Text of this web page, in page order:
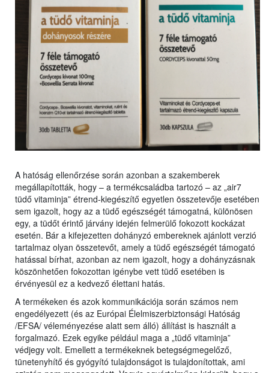
A hatóság ellenőrzése során azonban a szakemberek
megállapították, hogy – a termékcsaládba tartozó – az „air7
tüdő vitaminja” étrend-kiegészítő egyetlen összetevője esetében
sem igazolt, hogy az a tüdő egészségét támogatná, különösen
egy, a tüdőt érintő járvány idején felmerülő fokozott kockázat
esetén. Bár a kifejezetten dohányzó embereknek ajánlott verzió
tartalmaz olyan összetevőt, amely a tüdő egészségét támogató
hatással bírhat, azonban az nem igazolt, hogy a dohányzásnak
köszönhetően fokozottan igénybe vett tüdő esetében is
érvényesül ez a kedvező élettani hatás.
A termékeken és azok kommunikációja során számos nem
engedélyezett (és az Európai Élelmiszerbiztonsági Hatóság
/EFSA/ véleményezése alatt sem álló) állítást is használt a
forgalmazó. Ezek egyike például maga a „tüdő vitaminja”
védjegy volt. Emellett a termékeknek betegségmegelőző,
tünetenyhítő és gyógyító tulajdonságot is tulajdonítottak, ami